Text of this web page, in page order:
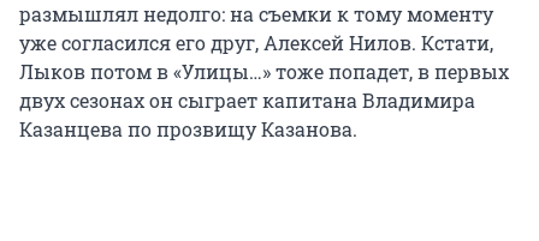
размышлял недолго: на съемки к тому моменту
уже согласился его друг, Алексей Нилов. Кстати,
Лыков потом в «Улицы…» тоже попадет, в первых
двух сезонах он сыграет капитана Владимира
Казанцева по прозвищу Казанова.